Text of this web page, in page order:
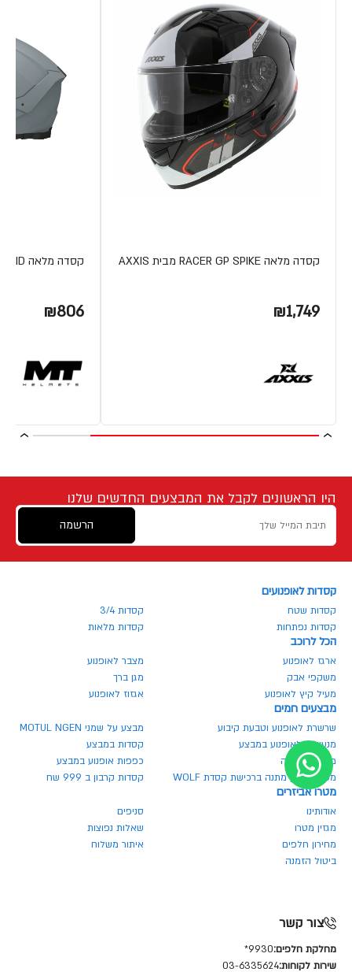
קסדה מלאה RACER GP SPIKE מבית AXXIS
₪1,749
קסדה מלאה THUNDER 4 SV SOLID מבית MT
₪806
היו הראשונים לקבל את המבצעים החדשים שלנו
הרשמה
קסדות לאופנועים
קסדות שטח
קסדות 3/4
קסדות נפתחות
קסדות מלאות
הכל לרוכב
ארגז לאופנוע
מצבר לאופנוע
משקפי אבק
מגן ברך
מעיל קיץ לאופנוע
אגזוז לאופנוע
מבצעים חמים
שרשרת לאופנוע וטבעת קיבוע
מבצע על שמני MOTUL NGEN
מנעולים לאופנוע במבצע
קסדות במבצע
משקף בהנחה
כפפות אופנוע במבצע
משקף אבק מתנה ברכישת קסדת WOLF
קסדות קרבון ב 999 שח
מטרו אביזרים
אודותינו
סניפים
מגזין מטרו
שאלות נפוצות
מחירון חלפים
איתור משלוח
ביטול הזמנה
צור קשר
מחלקת חלפים:9930*
שירות לקוחות:03-6335624